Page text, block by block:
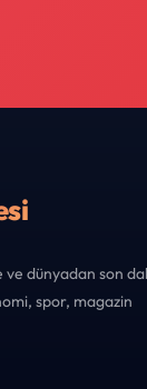
ve dünyadan son
spor, magazin